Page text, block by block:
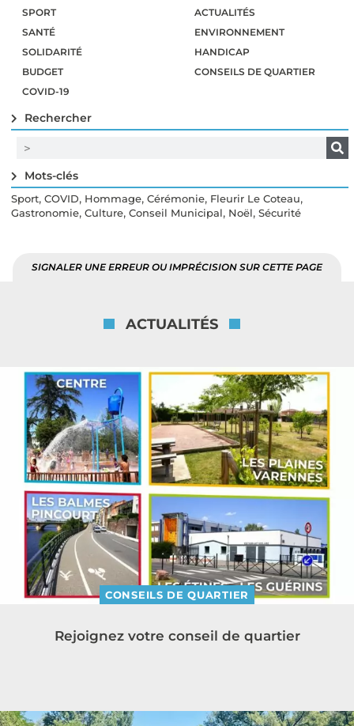
SPORT
SANTÉ
SOLIDARITÉ
BUDGET
COVID-19
ACTUALITÉS
ENVIRONNEMENT
HANDICAP
CONSEILS DE QUARTIER
Rechercher
Mots-clés
Sport, COVID, Hommage, Cérémonie, Fleurir Le Coteau,
Gastronomie, Culture, Conseil Municipal, Noël, Sécurité
SIGNALER UNE ERREUR OU IMPRÉCISION SUR CETTE PAGE
ACTUALITÉS
CONSEILS DE QUARTIER
Rejoignez votre conseil de quartier